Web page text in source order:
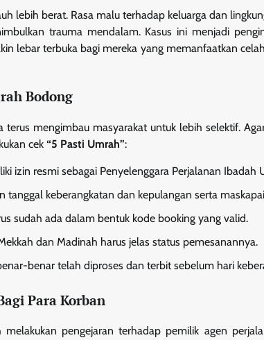
lebih berat. Rasa malu terhadap keluarga dan
trauma mendalam. Kasus ini menjadi
lebar terbuka bagi mereka yang memanfaatkan
Bodong
terus mengimbau masyarakat untuk lebih selektif.
cek “5 Pasti Umrah”:
izin resmi sebagai Penyelenggara Perjalanan
tanggal keberangkatan dan kepulangan serta
sudah ada dalam bentuk kode booking yang valid.
dan Madinah harus jelas status pemesanannya.
benar telah diproses dan terbit sebelum hari
Para Korban
melakukan pengejaran terhadap pemilik agen